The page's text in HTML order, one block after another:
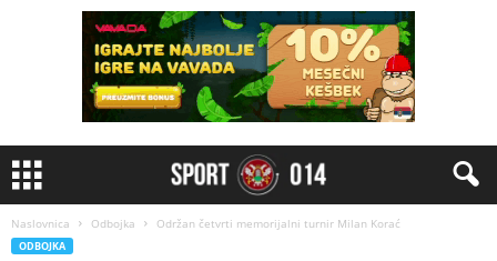
Naslovnica Odbojka Održan četvrti memorijalni turnir Milan Korać
ODBOJKA